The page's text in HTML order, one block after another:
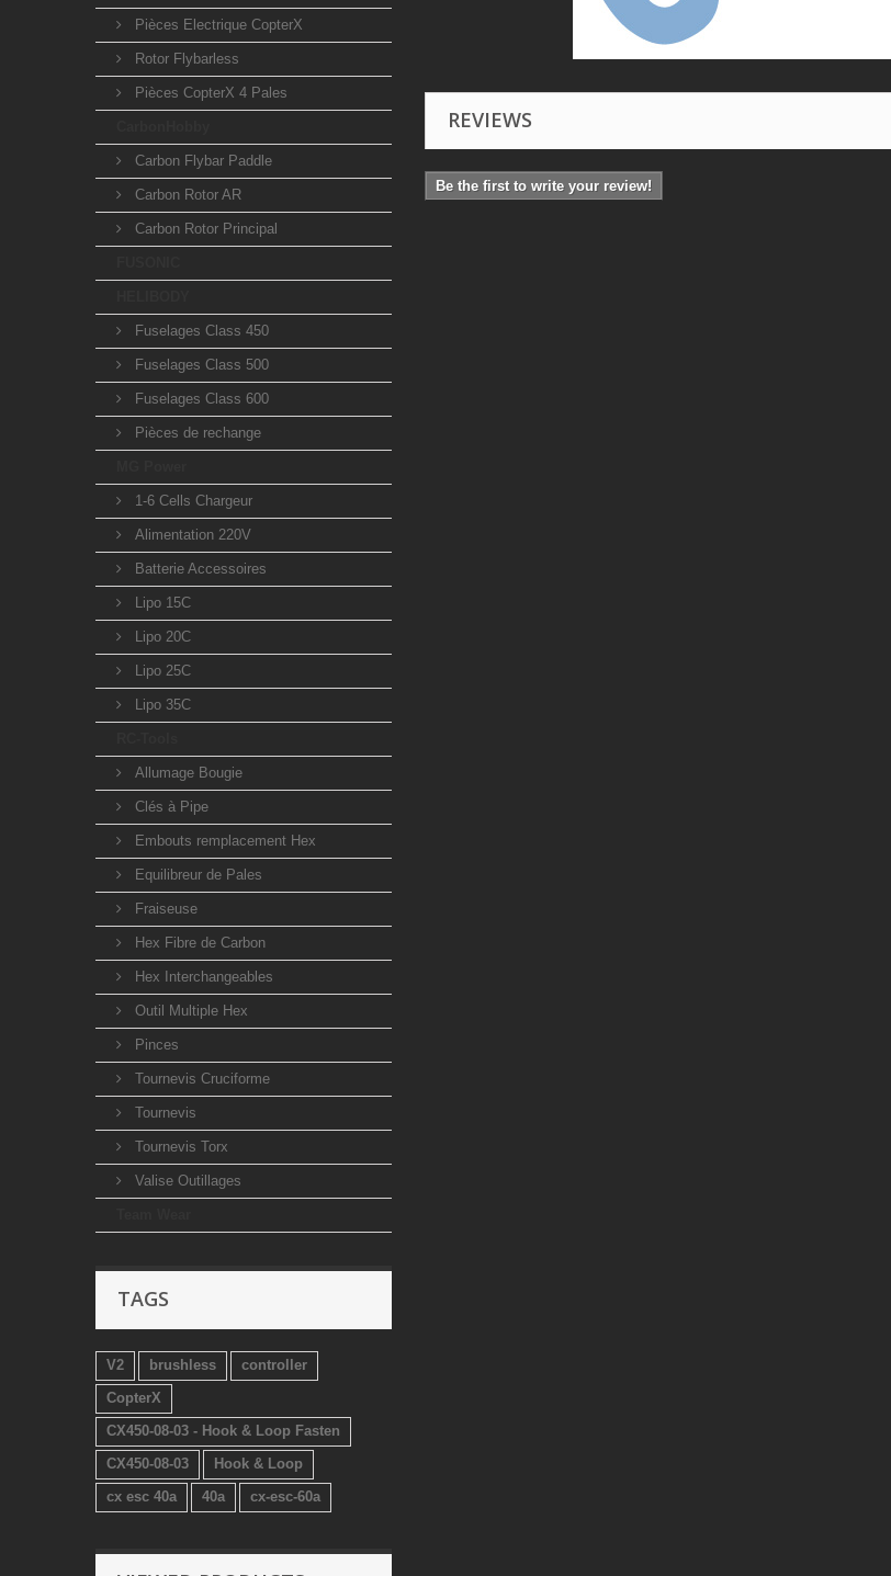
Pièces Electrique CopterX
Rotor Flybarless
Pièces CopterX 4 Pales
Carbon Flybar Paddle
Carbon Rotor AR
Carbon Rotor Principal
Fuselages Class 450
Fuselages Class 500
Fuselages Class 600
Pièces de rechange
1-6 Cells Chargeur
Alimentation 220V
Batterie Accessoires
Lipo 15C
Lipo 20C
Lipo 25C
Lipo 35C
Allumage Bougie
Clés à Pipe
Embouts remplacement Hex
Equilibreur de Pales
Fraiseuse
Hex Fibre de Carbon
Hex Interchangeables
Outil Multiple Hex
Pinces
Tournevis Cruciforme
Tournevis
Tournevis Torx
Valise Outillages
TAGS
V2 brushless
controller
CopterX
CX450-08-03 - Hook & Loop Fasten
CX450-08-03
Hook & Loop
cx esc 40a
40a cx-esc-60a
REVIEWS
Be the first to write your review!